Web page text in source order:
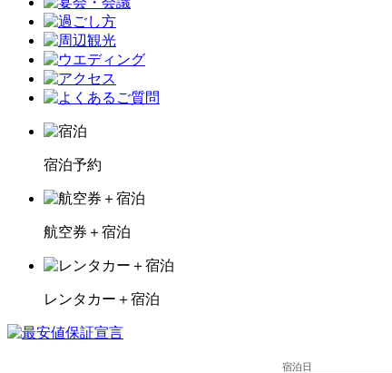
宿泊予約
航空券＋宿泊
レンタカー＋宿泊
宿泊日